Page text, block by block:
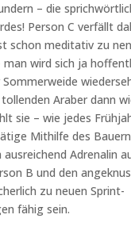
– die
Person C verfällt
schon meditativ zu
man wird sich ja
Araber dann
sie – wie jedes
Mithilfe des
Adrenalin
B und den
zu neuen Sprint-
fähig sein.